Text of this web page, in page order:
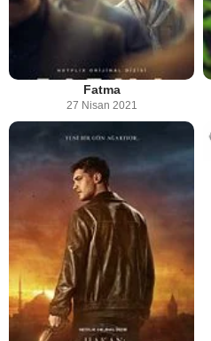
Fatma
27 Nisan 2021